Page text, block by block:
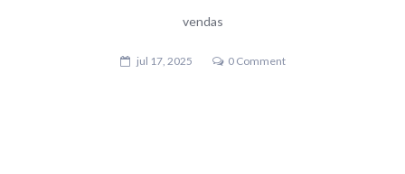
vendas
jul 17, 2025 0 Comment